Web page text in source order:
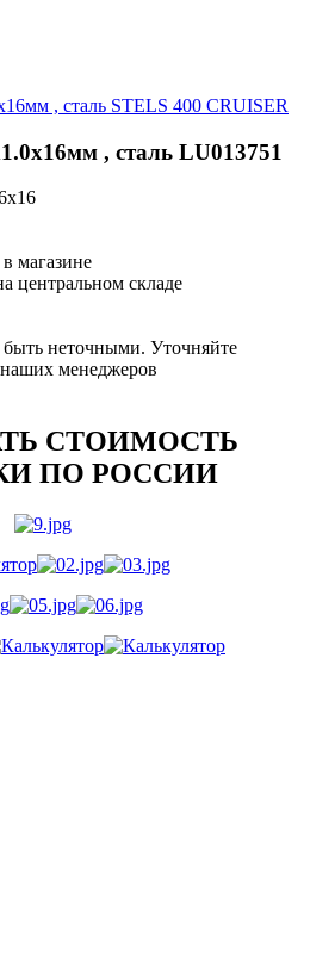
, сталь LU013751
магазине
центральном складе
неточными. Уточняйте
менеджеров
СТОИМОСТЬ
ПО РОССИИ